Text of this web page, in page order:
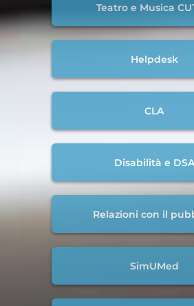
Teatro e Musica
Helpdesk
CLA
Disabilità e DSA
Relazioni con il
SimUMed